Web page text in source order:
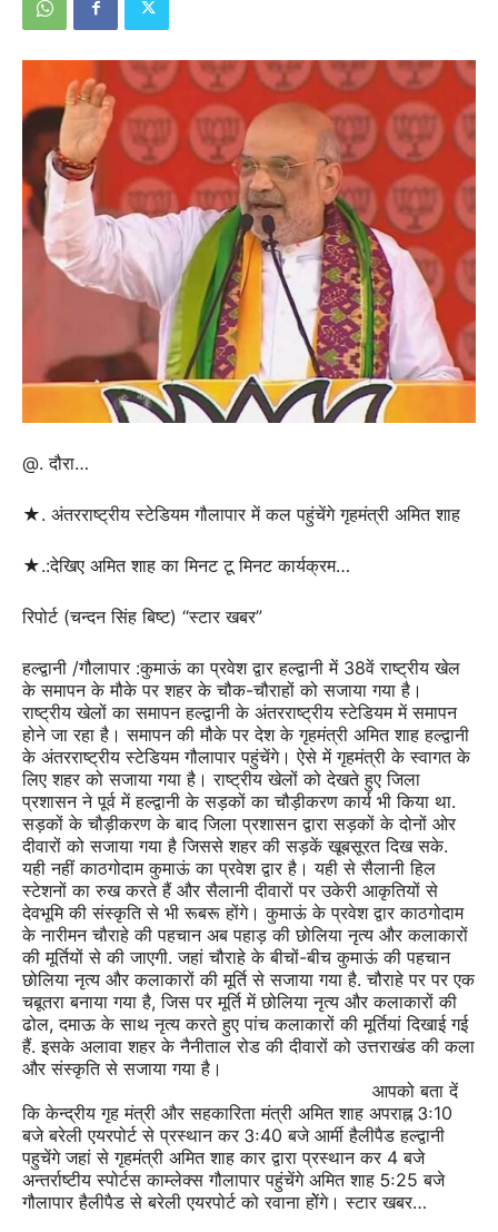
@. दौरा…
★. अंतरराष्ट्रीय स्टेडियम गौलापार में कल पहुंचेंगे गृहमंत्री अमित शाह
★.:देखिए अमित शाह का मिनट टू मिनट कार्यक्रम…
रिपोर्ट (चन्दन सिंह बिष्ट) “स्टार खबर”
हल्द्वानी /गौलापार :कुमाऊं का प्रवेश द्वार हल्द्वानी में 38वें राष्ट्रीय खेल
के समापन के मौके पर शहर के चौक-चौराहों को सजाया गया है।
राष्ट्रीय खेलों का समापन हल्द्वानी के अंतरराष्ट्रीय स्टेडियम में समापन
होने जा रहा है। समापन की मौके पर देश के गृहमंत्री अमित शाह हल्द्वानी
के अंतरराष्ट्रीय स्टेडियम गौलापार पहुंचेंगे। ऐसे में गृहमंत्री के स्वागत के
लिए शहर को सजाया गया है। राष्ट्रीय खेलों को देखते हुए जिला
प्रशासन ने पूर्व में हल्द्वानी के सड़कों का चौड़ीकरण कार्य भी किया था.
सड़कों के चौड़ीकरण के बाद जिला प्रशासन द्वारा सड़कों के दोनों ओर
दीवारों को सजाया गया है जिससे शहर की सड़कें खूबसूरत दिख सके.
यही नहीं काठगोदाम कुमाऊं का प्रवेश द्वार है। यही से सैलानी हिल
स्टेशनों का रुख करते हैं और सैलानी दीवारों पर उकेरी आकृतियों से
देवभूमि की संस्कृति से भी रूबरू होंगे। कुमाऊं के प्रवेश द्वार काठगोदाम
के नारीमन चौराहे की पहचान अब पहाड़ की छोलिया नृत्य और कलाकारों
की मूर्तियों से की जाएगी. जहां चौराहे के बीचों-बीच कुमाऊं की पहचान
छोलिया नृत्य और कलाकारों की मूर्ति से सजाया गया है. चौराहे पर पर एक
चबूतरा बनाया गया है, जिस पर मूर्ति में छोलिया नृत्य और कलाकारों की
ढोल, दमाऊ के साथ नृत्य करते हुए पांच कलाकारों की मूर्तियां दिखाई गई
हैं. इसके अलावा शहर के नैनीताल रोड की दीवारों को उत्तराखंड की कला
और संस्कृति से सजाया गया है।
आपको बता दें
कि केन्द्रीय गृह मंत्री और सहकारिता मंत्री अमित शाह अपराह्न 3ः10
बजे बरेली एयरपोर्ट से प्रस्थान कर 3ः40 बजे आर्मी हैलीपैड हल्द्वानी
पहुचेंगे जहां से गृहमंत्री अमित शाह कार द्वारा प्रस्थान कर 4 बजे
अन्तर्राष्टीय स्पोर्टस काम्लेक्स गौलापार पहुंचेंगे अमित शाह 5ः25 बजे
गौलापार हैलीपैड से बरेली एयरपोर्ट को रवाना होेंगे। स्टार खबर…